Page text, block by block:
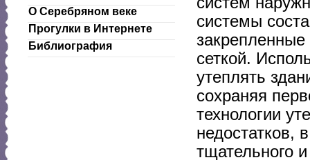
О Серебряном веке
Прогулки в Интернете
Библиография
системы
сеткой.
утеплять
сохраняя
технологии
недостатков,
тщательного